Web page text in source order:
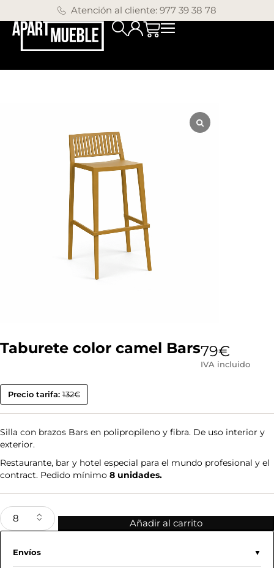
Atención al cliente: 977 39 38 78
Taburete color camel Bars79€
IVA incluido
Precio tarifa: 132€
Silla con brazos Bars en polipropileno y fibra. De uso interior y
exterior.
Restaurante, bar y hotel especial para el mundo profesional y el
contract. Pedido mínimo 8 unidades.
Añadir al carrito
Envíos